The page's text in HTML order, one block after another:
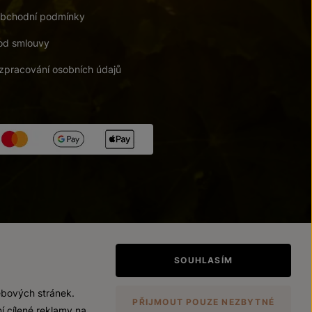
podmínky
smlouvy
osobních údajů
stránek.
SOUHLASÍM
PŘIJMOUT POUZE NEZBYTNÉ